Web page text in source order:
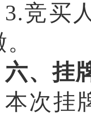
3.竞买
。
六、挂
本次挂